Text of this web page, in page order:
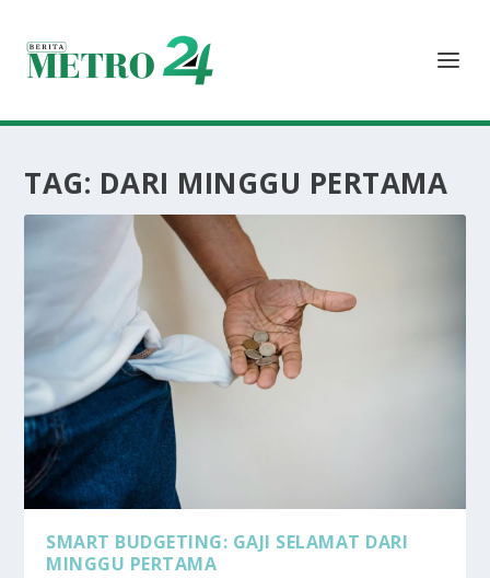
TAG: DARI MINGGU PERTAMA
SMART BUDGETING: GAJI SELAMAT DARI
MINGGU PERTAMA